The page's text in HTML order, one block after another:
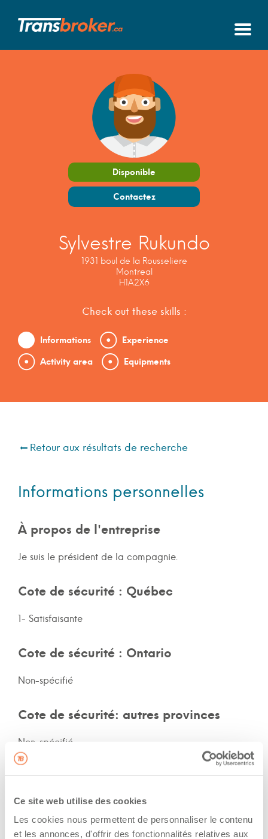
Ce site web utilise des cookies
Les cookies nous permettent de personnaliser le contenu
et les annonces, d'offrir des fonctionnalités relatives aux
Disponible
Contactez
Sylvestre Rukundo
1931 boul de la Rousseliere
Montreal
H1A2X6
Check out these skills :
Informations
Experience
Activity area
Equipments
Retour aux résultats de recherche
Informations personnelles
À propos de l'entreprise
Je suis le président de la compagnie.
Cote de sécurité : Québec
1- Satisfaisante
Cote de sécurité : Ontario
Non-spécifié
Cote de sécurité: autres provinces
Non-spécifié
Assurances et immatriculation
Possède ses propres assurances
The driver hold a driving licence from: